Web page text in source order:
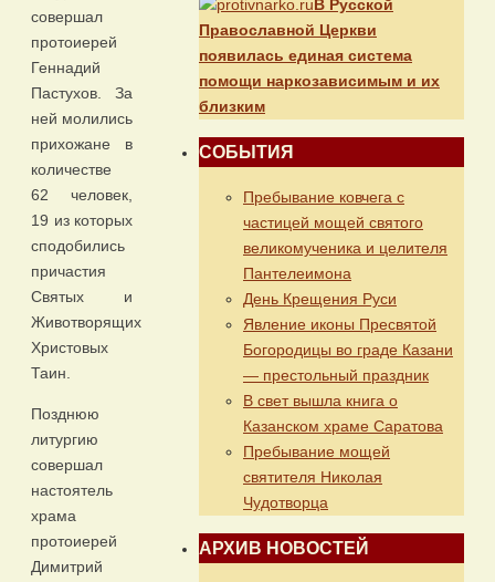
совершал
протоиерей
Геннадий
Пастухов. За
ней молились
прихожане в
количестве
62 человек,
19 из которых
сподобились
причастия
Святых и
Животворящих
Христовых
Таин.
Позднюю
литургию
совершал
настоятель
храма
протоиерей
Димитрий
В Русской
Православной Церкви
появилась единая система
помощи наркозависимым и их
близким
СОБЫТИЯ
Пребывание ковчега с
частицей мощей святого
великомученика и целителя
Пантелеимона
День Крещения Руси
Явление иконы Пресвятой
Богородицы во граде Казани
— престольный праздник
В свет вышла книга о
Казанском храме Саратова
Пребывание мощей
святителя Николая
Чудотворца
АРХИВ НОВОСТЕЙ